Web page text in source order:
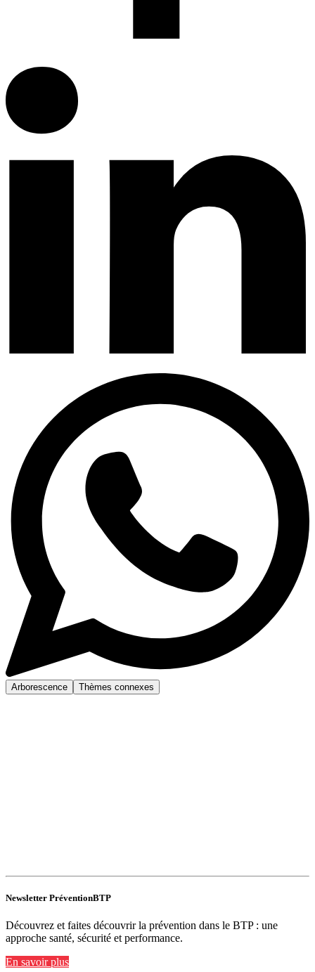
Arborescence Thèmes connexes
Newsletter PréventionBTP
Découvrez et faites découvrir la prévention dans le BTP : une
approche santé, sécurité et performance.
En savoir plus